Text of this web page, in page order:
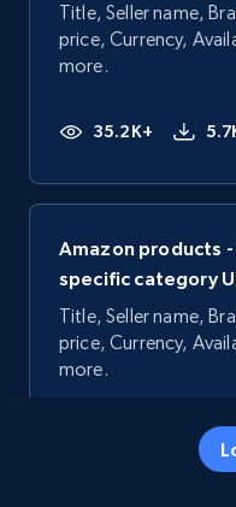
Title, Seller name,
price, Currency,
more.
35.2K+
Amazon products
specific category
Title, Seller name,
price, Currency,
more.